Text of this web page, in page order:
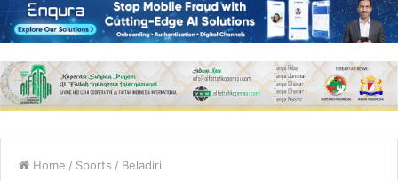
Home / Sports / Beladiri